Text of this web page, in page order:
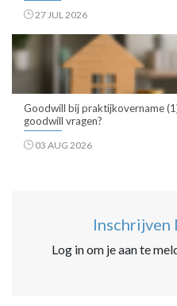
27 JUL 2026
Goodwill bij praktijkovername
goodwill vragen?
03 AUG 2026
Log in om je aan te